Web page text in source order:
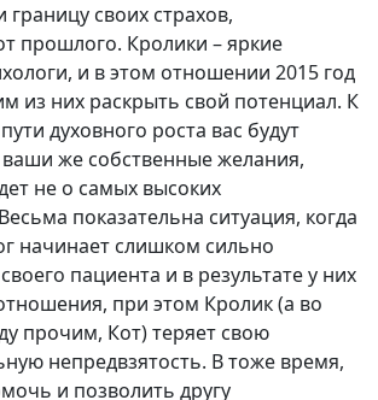
границу своих страхов,
прошлого. Кролики – яркие
и в этом отношении 2015 год
из них раскрыть свой потенциал. К
духовного роста вас будут
ваши же собственные желания,
не о самых высоких
показательна ситуация, когда
начинает слишком сильно
пациента и в результате у них
при этом Кролик (а во
прочим, Кот) теряет свою
непредвзятость. В тоже время,
и позволить другу